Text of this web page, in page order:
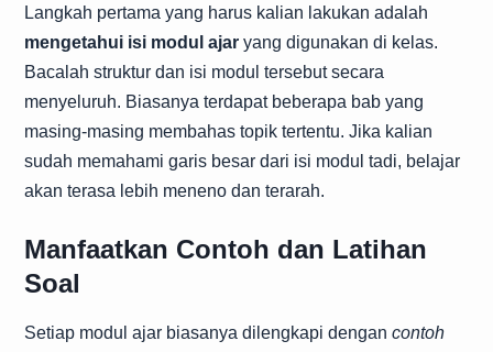
Langkah pertama yang harus kalian lakukan adalah
mengetahui isi modul ajar yang digunakan di kelas.
Bacalah struktur dan isi modul tersebut secara
menyeluruh. Biasanya terdapat beberapa bab yang
masing-masing membahas topik tertentu. Jika kalian
sudah memahami garis besar dari isi modul tadi, belajar
akan terasa lebih meneno dan terarah.
Manfaatkan Contoh dan Latihan
Soal
Setiap modul ajar biasanya dilengkapi dengan contoh